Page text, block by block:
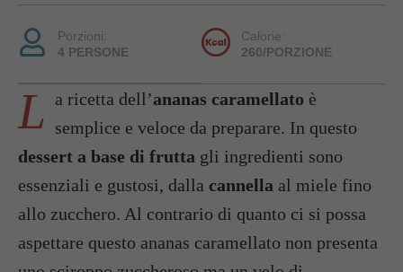
Porzioni:
4 PERSONE
Calorie:
260/PORZIONE
L a ricetta dell’ananas caramellato è
semplice e veloce da preparare. In questo
dessert a base di frutta gli ingredienti sono
essenziali e gustosi, dalla cannella al miele fino
allo zucchero. Al contrario di quanto ci si possa
aspettare questo ananas caramellato non presenta